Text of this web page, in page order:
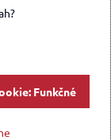
Funkčné